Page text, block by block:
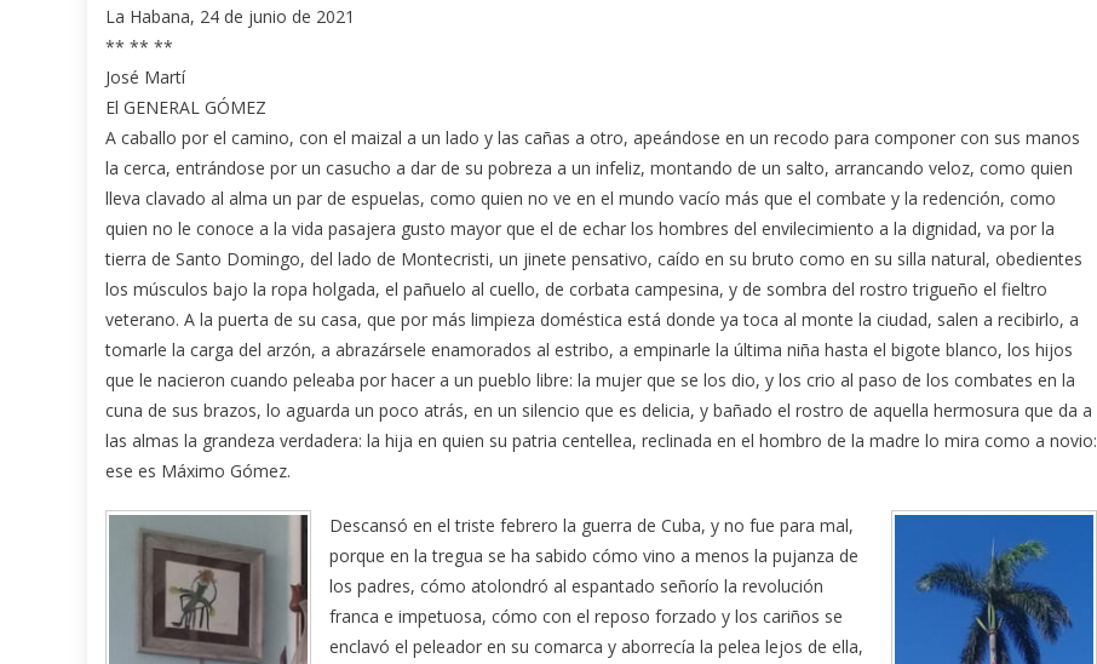
La Habana, 24 de junio de 2021
** ** **
José Martí
El GENERAL GÓMEZ
A caballo por el camino, con el maizal a un lado y las cañas a otro, apeándose en un recodo para componer con sus manos
la cerca, entrándose por un casucho a dar de su pobreza a un infeliz, montando de un salto, arrancando veloz, como quien
lleva clavado al alma un par de espuelas, como quien no ve en el mundo vacío más que el combate y la redención, como
quien no le conoce a la vida pasajera gusto mayor que el de echar los hombres del envilecimiento a la dignidad, va por la
tierra de Santo Domingo, del lado de Montecristi, un jinete pensativo, caído en su bruto como en su silla natural, obedientes
los músculos bajo la ropa holgada, el pañuelo al cuello, de corbata campesina, y de sombra del rostro trigueño el fieltro
veterano. A la puerta de su casa, que por más limpieza doméstica está donde ya toca al monte la ciudad, salen a recibirlo, a
tomarle la carga del arzón, a abrazársele enamorados al estribo, a empinarle la última niña hasta el bigote blanco, los hijos
que le nacieron cuando peleaba por hacer a un pueblo libre: la mujer que se los dio, y los crio al paso de los combates en la
cuna de sus brazos, lo aguarda un poco atrás, en un silencio que es delicia, y bañado el rostro de aquella hermosura que da a
las almas la grandeza verdadera: la hija en quien su patria centellea, reclinada en el hombro de la madre lo mira como a novio:
ese es Máximo Gómez.
Descansó en el triste febrero la guerra de Cuba, y no fue para mal,
porque en la tregua se ha sabido cómo vino a menos la pujanza de
los padres, cómo atolondró al espantado señorío la revolución
franca e impetuosa, cómo con el reposo forzado y los cariños se
enclavó el peleador en su comarca y aborrecía la pelea lejos de ella,